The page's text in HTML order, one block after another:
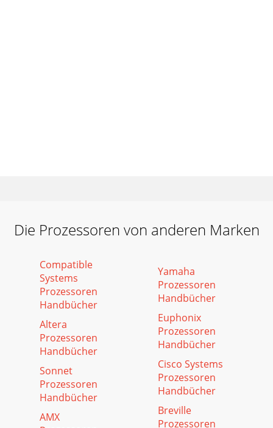
Die Prozessoren von anderen Marken
Compatible
Systems
Prozessoren
Handbücher
Altera
Prozessoren
Handbücher
Sonnet
Prozessoren
Handbücher
AMX
Yamaha
Prozessoren
Handbücher
Euphonix
Prozessoren
Handbücher
Cisco Systems
Prozessoren
Handbücher
Breville
Prozessoren